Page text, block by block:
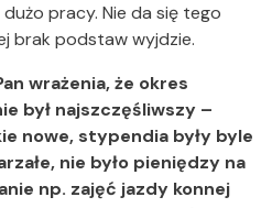
pracy. Nie da się tego
brak podstaw wyjdzie.
wrażenia, że okres
był najszczęśliwszy –
nowe, stypendia były byle
nie było pieniędzy na
np. zajęć jazdy konnej